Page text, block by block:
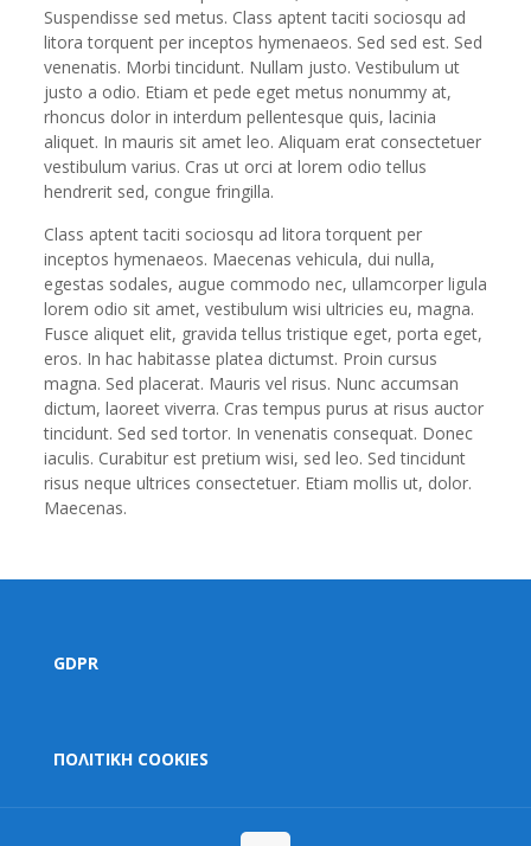
Suspendisse sed metus. Class aptent taciti sociosqu ad
litora torquent per inceptos hymenaeos. Sed sed est. Sed
venenatis. Morbi tincidunt. Nullam justo. Vestibulum ut
justo a odio. Etiam et pede eget metus nonummy at,
rhoncus dolor in interdum pellentesque quis, lacinia
aliquet. In mauris sit amet leo. Aliquam erat consectetuer
vestibulum varius. Cras ut orci at lorem odio tellus
hendrerit sed, congue fringilla.
Class aptent taciti sociosqu ad litora torquent per
inceptos hymenaeos. Maecenas vehicula, dui nulla,
egestas sodales, augue commodo nec, ullamcorper ligula
lorem odio sit amet, vestibulum wisi ultricies eu, magna.
Fusce aliquet elit, gravida tellus tristique eget, porta eget,
eros. In hac habitasse platea dictumst. Proin cursus
magna. Sed placerat. Mauris vel risus. Nunc accumsan
dictum, laoreet viverra. Cras tempus purus at risus auctor
tincidunt. Sed sed tortor. In venenatis consequat. Donec
iaculis. Curabitur est pretium wisi, sed leo. Sed tincidunt
risus neque ultrices consectetuer. Etiam mollis ut, dolor.
Maecenas.
GDPR
ΠΟΛΙΤΙΚΗ COOKIES